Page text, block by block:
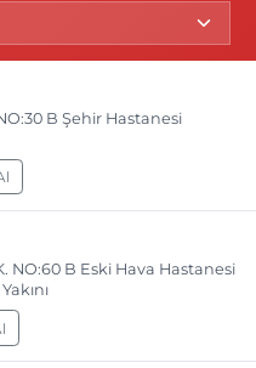
B Şehir Hastanesi
NO:60 B Eski Hava Hastanesi